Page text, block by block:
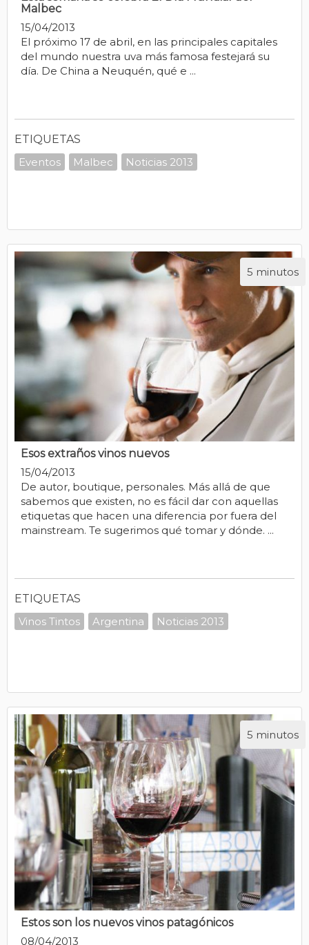
Malbec
15/04/2013
El próximo 17 de abril, en las principales capitales
del mundo nuestra uva más famosa festejará su
día. De China a Neuquén, qué e ...
ETIQUETAS
Eventos
Malbec Noticias 2013
5 minutos
Esos extraños vinos nuevos
15/04/2013
De autor, boutique, personales. Más allá de que
sabemos que existen, no es fácil dar con aquellas
etiquetas que hacen una diferencia por fuera del
mainstream. Te sugerimos qué tomar y dónde. ...
ETIQUETAS
Vinos Tintos
Argentina Noticias 2013
5 minutos
Estos son los nuevos vinos patagónicos
08/04/2013